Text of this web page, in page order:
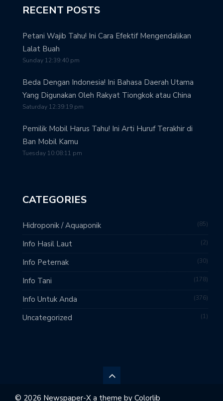
RECENT POSTS
Petani Wajib Tahu! Ini Cara Efektif Mengendalikan
Lalat Buah
Sunday 12:39:40 pm
Beda Dengan Indonesia! Ini Bahasa Daerah Utama
Yang Digunakan Oleh Rakyat Tiongkok atau China
Saturday 12:39:19 pm
Pemilik Mobil Harus Tahu! Ini Arti Huruf Terakhir di
Ban Mobil Kamu
Tuesday 10:08:11 pm
CATEGORIES
Hidroponik / Aquaponik 85
Info Hasil Laut 2
Info Peternak 30
Info Tani 178
Info Untuk Anda 376
Uncategorized 1
© 2026 Newspaper-X a theme by Colorlib